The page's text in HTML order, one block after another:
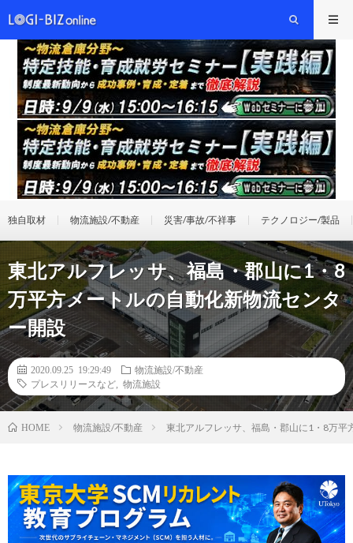
独自取材 物流施設/不動産 災害/事故/不祥事 テクノロジー/製品
東北アルフレッサ、福島・郡山に1・8
万平方メートルの自動化新物流センタ
ー開設
2020.09.25 19:29:49
物流施設/不動産
プレスリリースなど
物流施設
HOME 物流施設/不動産 東北アルフレッサ、福島・郡山に1・8万